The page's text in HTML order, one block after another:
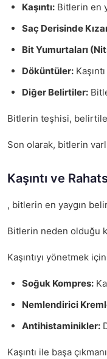
Kaşıntı: Bitlerin en
Saç Derisinde
Bit Yumurtaları
Döküntüler:
Diğer Belirtiler:
Bitlerin teşhisi,
Son olarak, bitlerin
Kaşıntı ve
, bitlerin en yaygın
Bitlerin neden olduğu
Kaşıntıyı yönetmek
Soğuk Kompres:
Nemlendirici
Antihistaminikler:
Kaşıntı ile başa